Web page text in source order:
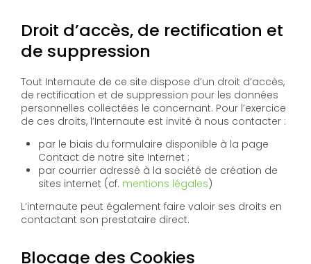
Droit d’accès, de rectification et
de suppression
Tout Internaute de ce site dispose d’un droit d’accès,
de rectification et de suppression pour les données
personnelles collectées le concernant. Pour l’exercice
de ces droits, l’Internaute est invité à nous contacter :
par le biais du formulaire disponible à la page
Contact de notre site Internet ;
par courrier adressé à la société de création de
sites internet (cf. mentions légales)
L’internaute peut également faire valoir ses droits en
contactant son prestataire direct.
Blocage des Cookies